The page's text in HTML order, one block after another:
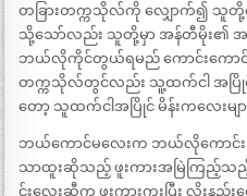
တခြားတက္ကသိုလ်ကို လျှောက်၍ သူတို့
သို့သော်လည်း သူတို့မှာ အန်တီမိုး၏ အ
ဘယ်လိုကိုင်တွယ်ရမည် ကောင်းကော
တက္ကသိုလ်တွင်လည်း သူ့ထက်ငါ အပြိုင် မိ
တော့ သူထက်ငါအပြိုင် မိန်းကလေးမျ
ဘယ်ကောင်မလေးက ဘယ်လိုကောင်းသ
သာထူးဆိုသည့် ဖူးကားအမြဲကြည့်သ
င်းလေးဆီက ဖူးကားကူးပြီး လိုးန